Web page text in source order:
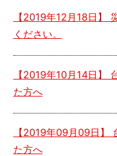
【2019年12月18日 】
ください。
【2019年10月14日 】
た方へ
【2019年09月09日 】
た方へ